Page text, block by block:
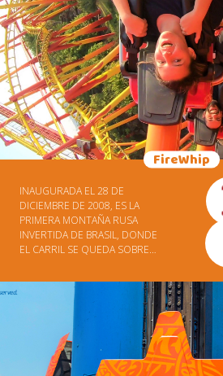
FireWhip
INAUGURADA EL 28 DE
DICIEMBRE DE 2008, ES LA
PRIMERA MONTAÑA RUSA
INVERTIDA DE BRASIL, DONDE
EL CARRIL SE QUEDA SOBRE
QUEDAN LITERALMENTE
COLGADOS. UNA VERDADERA
SENSACIÓN DE VUELO SOBRE
LAGOS Y CASCADAS, EN 700
METROS DE MUCHA
ADRENALINA. CASI 100KM / H, 5
LOOPINGS Y 4,5 VECES LA